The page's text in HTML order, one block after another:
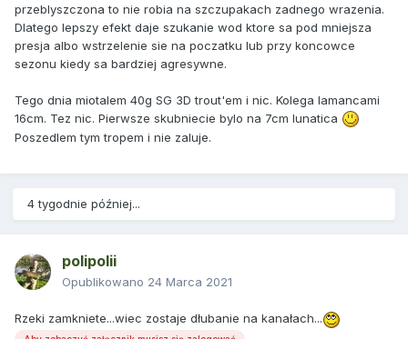
przeblyszczona to nie robia na szczupakach zadnego wrazenia.
Dlatego lepszy efekt daje szukanie wod ktore sa pod mniejsza
presja albo wstrzelenie sie na poczatku lub przy koncowce
sezonu kiedy sa bardziej agresywne.
Tego dnia miotalem 40g SG 3D trout'em i nic. Kolega lamancami
16cm. Tez nic. Pierwsze skubniecie bylo na 7cm lunatica
Poszedlem tym tropem i nie zaluje.
4 tygodnie później...
polipolii
Opublikowano 24 Marca 2021
Rzeki zamkniete...wiec zostaje dłubanie na kanałach...